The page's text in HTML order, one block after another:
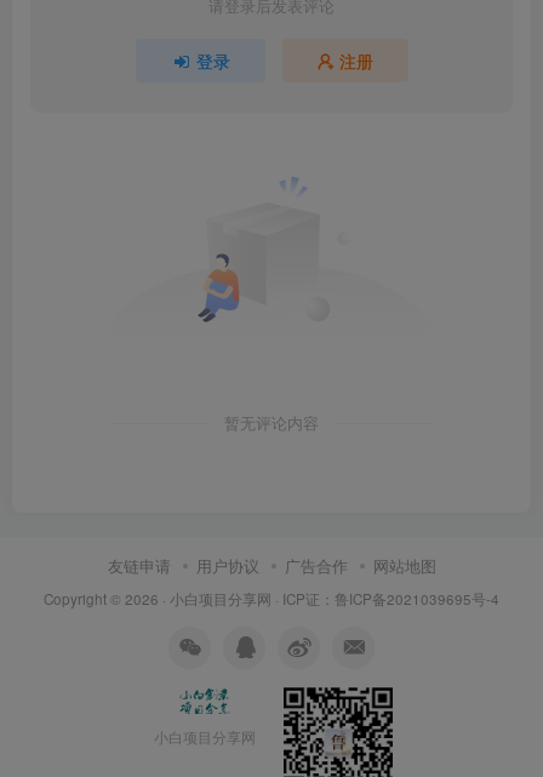
请登录后发表评论
登录 注册
暂无评论内容
友链申请 用户协议 广告合作 网站地图
Copyright © 2026 · 小白项目分享网 · ICP证： 鲁ICP备2021039695号-4
小白项目分享网